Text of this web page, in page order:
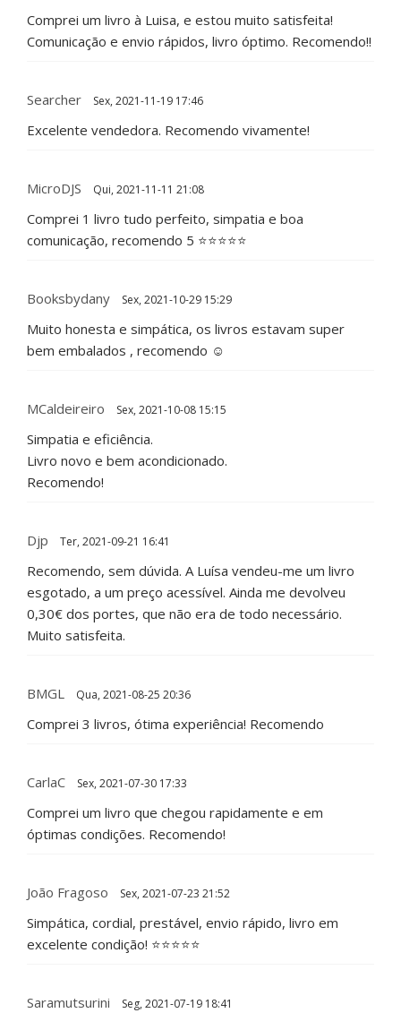
Comprei um livro à Luisa, e estou muito satisfeita!
Comunicação e envio rápidos, livro óptimo. Recomendo!!
Searcher Sex, 2021-11-19 17:46
Excelente vendedora. Recomendo vivamente!
MicroDJS Qui, 2021-11-11 21:08
Comprei 1 livro tudo perfeito, simpatia e boa
comunicação, recomendo 5 ⭐⭐⭐⭐⭐
Booksbydany Sex, 2021-10-29 15:29
Muito honesta e simpática, os livros estavam super
bem embalados , recomendo ☺️
MCaldeireiro Sex, 2021-10-08 15:15
Simpatia e eficiência.
Livro novo e bem acondicionado.
Recomendo!
Djp Ter, 2021-09-21 16:41
Recomendo, sem dúvida. A Luísa vendeu-me um livro
esgotado, a um preço acessível. Ainda me devolveu
0,30€ dos portes, que não era de todo necessário.
Muito satisfeita.
BMGL Qua, 2021-08-25 20:36
Comprei 3 livros, ótima experiência! Recomendo
CarlaC Sex, 2021-07-30 17:33
Comprei um livro que chegou rapidamente e em
óptimas condições. Recomendo!
João Fragoso Sex, 2021-07-23 21:52
Simpática, cordial, prestável, envio rápido, livro em
excelente condição! ⭐⭐⭐⭐⭐
Saramutsurini Seg, 2021-07-19 18:41